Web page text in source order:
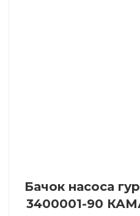
Бачок насоса
3400001-90